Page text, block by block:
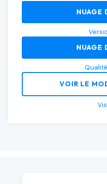
NUAGE
NUAGE
VOIR LE